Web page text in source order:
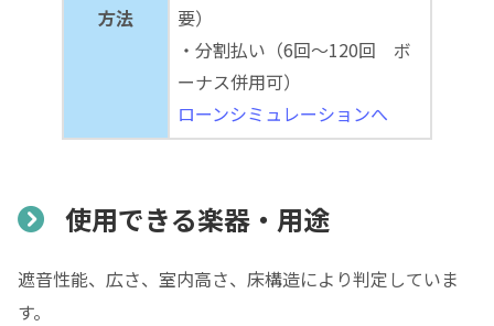
方法
要）
・分割払い（6回～120回 ボ
ーナス併用可）
ローンシミュレーションへ
使用できる楽器・用途
遮音性能、広さ、室内高さ、床構造により判定していま
す。